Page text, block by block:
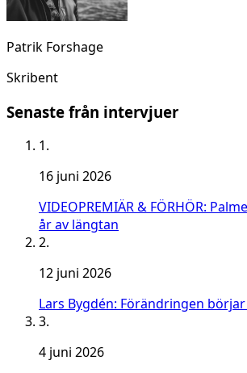
Patrik Forshage
Skribent
Senaste från intervjuer
1.
16 juni 2026
VIDEOPREMIÄR & FÖRHÖR:
år av längtan
2.
12 juni 2026
Lars Bygdén: Förändringen
3.
4 juni 2026